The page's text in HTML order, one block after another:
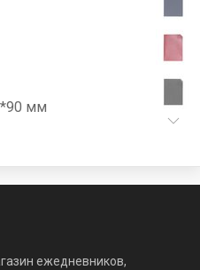
мм
ежедневников,